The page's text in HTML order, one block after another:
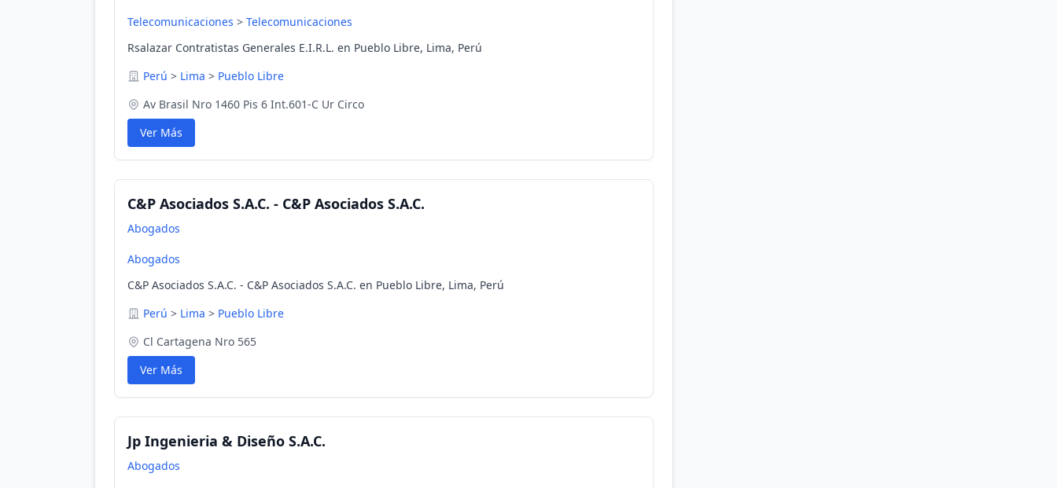
Telecomunicaciones > Telecomunicaciones
Rsalazar Contratistas Generales E.I.R.L. en Pueblo Libre, Lima, Perú
Perú > Lima > Pueblo Libre
Av Brasil Nro 1460 Pis 6 Int.601-C Ur Circo
Ver Más
C&P Asociados S.A.C. - C&P Asociados S.A.C.
Abogados
Abogados
C&P Asociados S.A.C. - C&P Asociados S.A.C. en Pueblo Libre, Lima, Perú
Perú > Lima > Pueblo Libre
Cl Cartagena Nro 565
Ver Más
Jp Ingenieria & Diseño S.A.C.
Abogados